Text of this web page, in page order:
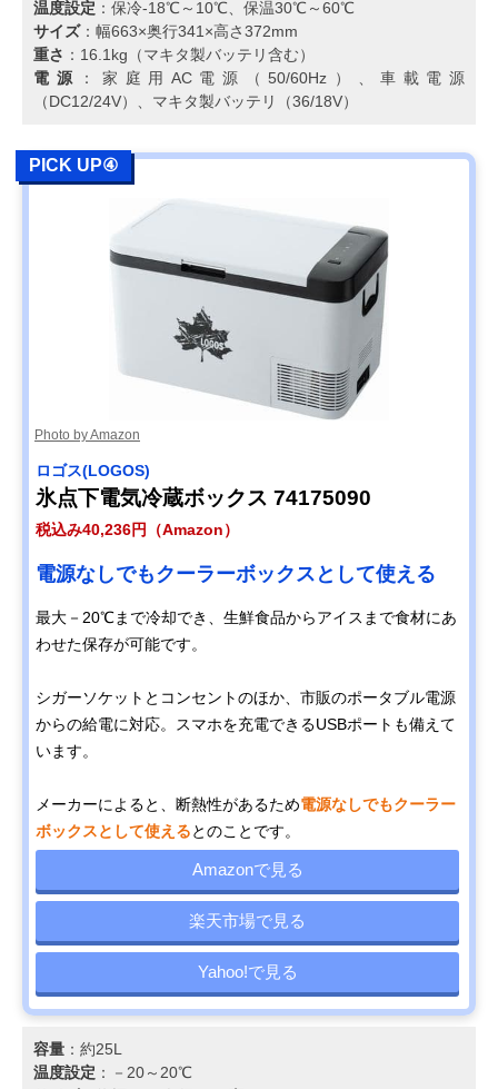
温度設定 ：保冷-18℃～10℃、保温30℃～60℃
サイズ：幅663×奥行341×高さ372mm
重さ ：16.1kg（マキタ製バッテリ含む）
電源
：家庭用AC電源（50/60Hz）、車載電源
（DC12/24V）、マキタ製バッテリ（36/18V）
PICK UP④
Photo by Amazon
ロゴス(LOGOS)
氷点下電気冷蔵ボックス 74175090
税込み40,236円（Amazon）
電源なしでもクーラーボックスとして使える
最大－20℃まで冷却でき、生鮮食品からアイスまで食材にあ
わせた保存が可能です。
シガーソケットとコンセントのほか、市販のポータブル電源
からの給電に対応。スマホを充電できるUSBポートも備えて
います。
メーカーによると、断熱性があるため電源なしでもクーラー
ボックスとして使えるとのことです。
Amazonで見る
楽天市場で見る
Yahoo!で見る
容量 ：約25L
温度設定 ：－20～20℃